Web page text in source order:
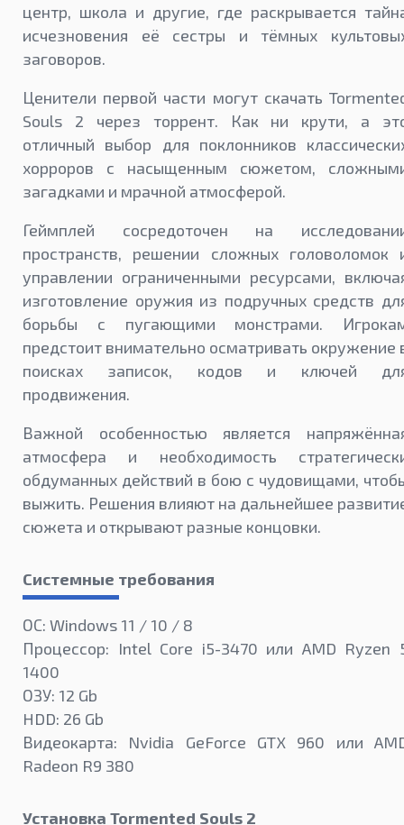
центр, школа и другие, где раскрывается
исчезновения её сестры и тёмных
заговоров.
Ценители первой части могут скачать
Souls 2 через торрент. Как ни крути, а
отличный выбор для поклонников
хорроров с насыщенным сюжетом,
загадками и мрачной атмосферой.
Геймплей сосредоточен на
пространств, решении сложных головоломок
управлении ограниченными ресурсами,
изготовление оружия из подручных средств
борьбы с пугающими монстрами.
предстоит внимательно осматривать окружение
поисках записок, кодов и ключей
продвижения.
Важной особенностью является
атмосфера и необходимость
обдуманных действий в бою с чудовищами,
выжить. Решения влияют на дальнейшее
сюжета и открывают разные концовки.
Системные требования
ОС: Windows 11 / 10 / 8
Процессор: Intel Core i5-3470 или AMD Ryzen
1400
ОЗУ: 12 Gb
HDD: 26 Gb
Видеокарта: Nvidia GeForce GTX 960 или
Radeon R9 380
Установка Tormented Souls 2